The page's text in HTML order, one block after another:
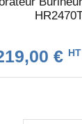
€ HT